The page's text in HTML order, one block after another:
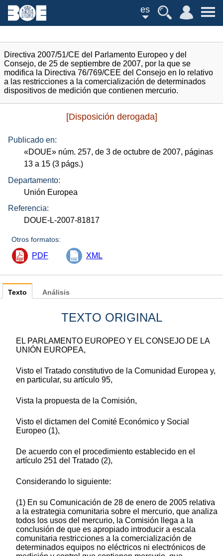
es
Directiva 2007/51/CE del Parlamento Europeo y del
Consejo, de 25 de septiembre de 2007, por la que se
modifica la Directiva 76/769/CEE del Consejo en lo relativo
a las restricciones a la comercialización de determinados
dispositivos de medición que contienen mercurio.
[Disposición derogada]
Publicado en:
«DOUE» núm. 257, de 3 de octubre de 2007, páginas
13 a 15 (3 págs.)
Departamento:
Unión Europea
Referencia:
DOUE-L-2007-81817
Otros formatos:
PDF XML
Texto
TEXTO ORIGINAL
EL PARLAMENTO EUROPEO Y EL CONSEJO DE LA
UNIÓN EUROPEA,
Visto el Tratado constitutivo de la Comunidad Europea y,
en particular, su artículo 95,
Vista la propuesta de la Comisión,
Visto el dictamen del Comité Económico y Social
Europeo (1),
De acuerdo con el procedimiento establecido en el
artículo 251 del Tratado (2),
Considerando lo siguiente:
(1) En su Comunicación de 28 de enero de 2005 relativa
a la estrategia comunitaria sobre el mercurio, que analiza
todos los usos del mercurio, la Comisión llega a la
conclusión de que es apropiado introducir a escala
comunitaria restricciones a la comercialización de
determinados equipos no eléctricos ni electrónicos de
Análisis